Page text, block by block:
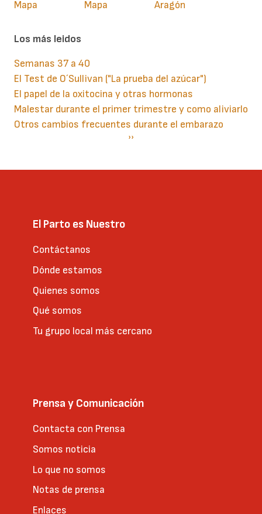
Mapa
Mapa
Aragón
Los más leidos
Semanas 37 a 40
El Test de O´Sullivan ("La prueba del azúcar")
El papel de la oxitocina y otras hormonas
Malestar durante el primer trimestre y como aliviarlo
Otros cambios frecuentes durante el embarazo
Siguiente
››
El Parto es Nuestro
Contáctanos
Dónde estamos
Quienes somos
Qué somos
Tu grupo local más cercano
Prensa y Comunicación
Contacta con Prensa
Somos noticia
Lo que no somos
Notas de prensa
Enlaces